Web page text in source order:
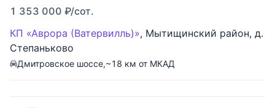
1 353 000 ₽/сот.
КП «Аврора (Ватервилль)», Мытищинский район, д.
Степаньково
Дмитровское шоссе,~18 км от МКАД